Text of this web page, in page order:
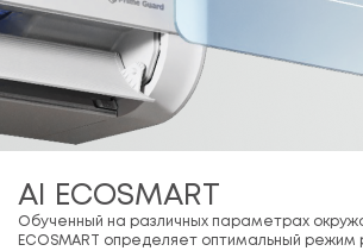
AI ECOSMART
Обученный на различных параметрах
ECOSMART определяет оптимальный режим